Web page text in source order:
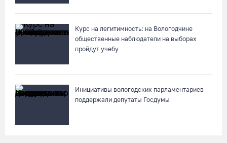
07.08.26 / 11:18
Более 6 тысяч программ для детей представили кружки и
секции на Вологодчине
В Вологде иномарка сбила 12-летнего велосипедиста
Курс на легитимность: на Вологодчине
общественные наблюдатели на выборах
пройдут учебу
Инициативы вологодских парламентариев
поддержали депутаты Госдумы